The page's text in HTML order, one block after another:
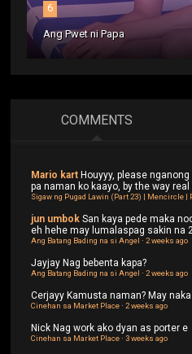
6
Ang Pwet ni Papa
COMMENTS
Mario kart Houyyy, please
pa naman ko kaayo, by the way real
Sigaw ng Pugad Lawin (Part 23) | Mencircle |
jun umbok San kaya pede maka
eh hehe may lumalaspag sakin na
Ang Batang Bading na si Angel ·2 weeks ago
Jayjay Nag bebenta kapa?
Ang Batang Bading na si Angel ·2 weeks ago
Cerjayy Kamusta naman? May
Cinehan sa Market Place·2 weeks ago
Nick Nag work ako dyan as porter e
Cinehan sa Market Place·3 weeks ago